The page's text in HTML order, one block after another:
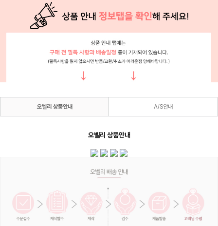
오벨리 상품안내 A/S안내
오벨리 상품안내